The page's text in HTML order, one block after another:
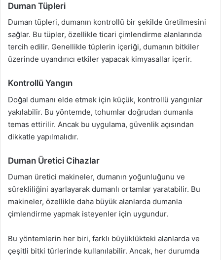
Duman Tüpleri
Duman tüpleri, dumanın kontrollü bir şekilde üretilmesini
sağlar. Bu tüpler, özellikle ticari çimlendirme alanlarında
tercih edilir. Genellikle tüplerin içeriği, dumanın bitkiler
üzerinde uyandırıcı etkiler yapacak kimyasallar içerir.
Kontrollü Yangın
Doğal dumanı elde etmek için küçük, kontrollü yangınlar
yakılabilir. Bu yöntemde, tohumlar doğrudan dumanla
temas ettirilir. Ancak bu uygulama, güvenlik açısından
dikkatle yapılmalıdır.
Duman Üretici Cihazlar
Duman üretici makineler, dumanın yoğunluğunu ve
sürekliliğini ayarlayarak dumanlı ortamlar yaratabilir. Bu
makineler, özellikle daha büyük alanlarda dumanla
çimlendirme yapmak isteyenler için uygundur.
Bu yöntemlerin her biri, farklı büyüklükteki alanlarda ve
çeşitli bitki türlerinde kullanılabilir. Ancak, her durumda